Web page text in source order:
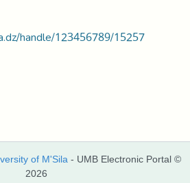
handle/123456789/15257
of M'Sila - UMB Electronic Portal ©
2026